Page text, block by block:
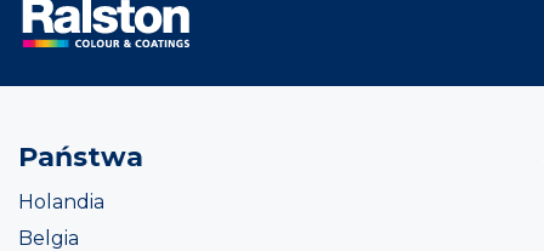
Państwa
Holandia
Belgia